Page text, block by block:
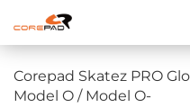
Corepad Skatez PRO
Model O / Model O-